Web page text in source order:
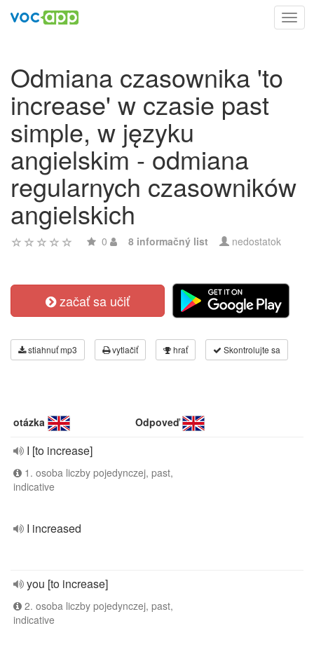
Odmiana czasownika 'to
increase' w czasie past
simple, w języku
angielskim - odmiana
regularnych czasowników
angielskich
0 8 informačný list nedostatok
začať sa učiť
stiahnuť mp3 vytlačiť hrať Skontrolujte sa
otázka Odpoveď
I [to increase]
1. osoba liczby pojedynczej, past,
indicative
I increased
you [to increase]
2. osoba liczby pojedynczej, past,
indicative